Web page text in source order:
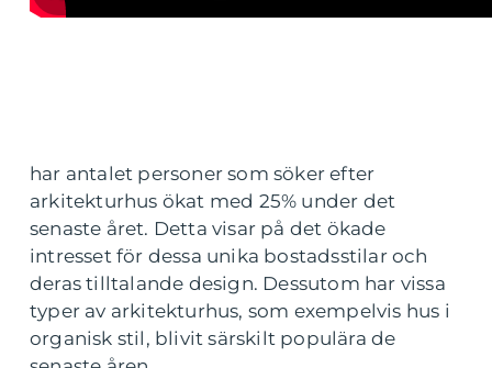
har antalet personer som söker efter
arkitekturhus ökat med 25% under det
senaste året. Detta visar på det ökade
intresset för dessa unika bostadsstilar och
deras tilltalande design. Dessutom har vissa
typer av arkitekturhus, som exempelvis hus i
organisk stil, blivit särskilt populära de